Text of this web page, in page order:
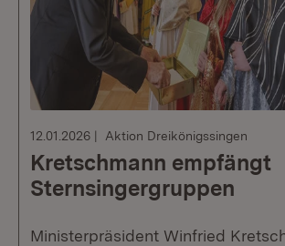
12.01.2026 Aktion Dreikönigssingen
Kretschmann empfängt
Sternsingergruppen
Ministerpräsident Winfried